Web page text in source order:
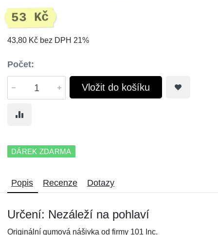
53 Kč
43,80 Kč bez DPH 21%
Počet:
Vložit do košíku
DÁREK ZDARMA
Popis Recenze Dotazy
Určení: Nezáleží na pohlaví
Originální gumová nášivka od firmy 101 Inc.